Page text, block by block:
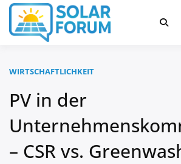
Zum
Inhalt
springen
Solar
gewerbliche
WIRTSCHAFTLICHKEIT
PV in der
– CSR vs.